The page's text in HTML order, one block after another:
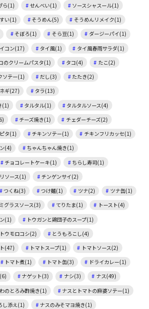
ら(1) せんべい(1)
ソースシャスール(1)
い(1) そうめん(5)
そうめんリメイク(1)
そぼろ(1) そら豆(1)
ダージーパイ(1)
コン(17) タイ風(1)
タイ風春雨サラダ(1)
のクリームパスタ(1) タコ(4)
たこ(2)
ソテー(1)
だし(3)
たたき(2)
ギ(27)
タラ(13)
(1)
タルタル(1)
タルタルソース(4)
チーズ焼き(1)
チェダーチーズ(2)
タ(1) チキンソテー(1)
チキンフリカッセ(1)
(4)
ちゃんちゃん焼き(1)
チョコレートケーキ(1)
ちらし寿司(1)
ソース(1)
チンゲンサイ(2)
つくね(3) つけ麺(1) ツナ(2)
ツナ缶(1)
グラスソース(3) てりたま(1)
トースト(4)
(1)
トウガンと鶏団子のスープ(1)
トウモロコシ(2)
とうもろこし(4)
(47) トマトスープ(1)
トマトソース(2)
トマト煮(1) トマト缶(3)
ドライカレー(1)
ナゲット(3) ナシ(3)
ナス(49)
のとろみ酢焼き(1)
ナスとトマトの麻婆ソテー(1)
し添え(1)
ナスのみそマヨ焼き(1)